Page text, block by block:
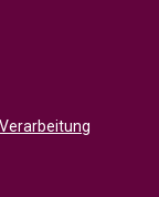
Verarbeitung